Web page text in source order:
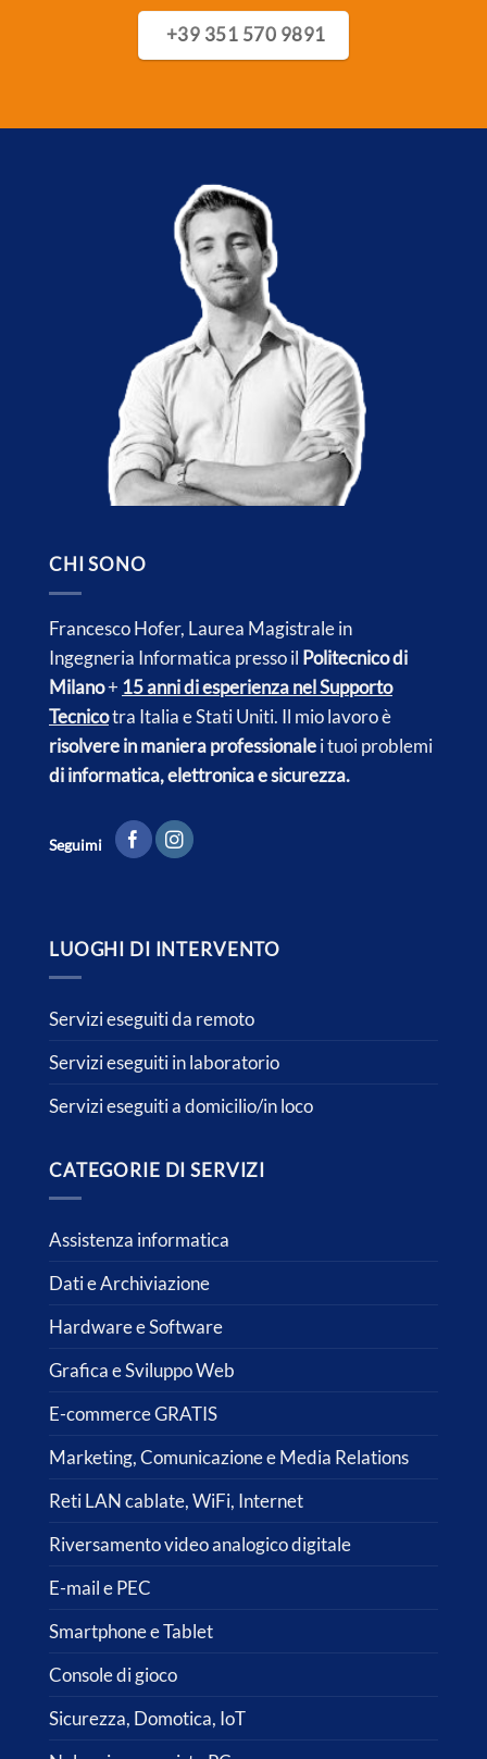
+39 351 570 9891
CHI SONO
Francesco Hofer, Laurea Magistrale in
Ingegneria Informatica presso il Politecnico di
Milano+ 15 anni di esperienza nel Supporto
Tecnicotra Italia eStati Uniti. Il mio lavoro è
risolvere in maniera professionalei tuoi problemi
di informatica, elettronica e sicurezza.
Seguimi
LUOGHI DI INTERVENTO
Servizi eseguiti da remoto
Servizi eseguiti in laboratorio
Servizi eseguiti a domicilio/in loco
CATEGORIE DI SERVIZI
Assistenza informatica
Dati e Archiviazione
Hardware e Software
Grafica e Sviluppo Web
E-commerce GRATIS
Marketing, Comunicazione e Media Relations
Reti LAN cablate, WiFi, Internet
Riversamento video analogico digitale
E-mail e PEC
Smartphone e Tablet
Console di gioco
Sicurezza, Domotica, IoT